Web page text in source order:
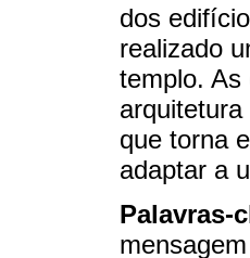
dos
realizado
templo. As
que torna
adaptar a
Palavras-